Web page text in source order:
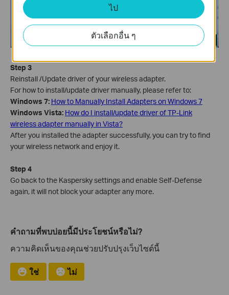
Step 3
Reinstall /Update driver of your wireless adapter.
For how to install/update driver manually, please refer to:
Windows 7: How to Manually Install Adapters on Windows 7
Windows Vista: How do I install/update driver of TP-Link
wireless adapter manually in Vista?
After you installed the adapter successfully, you can try to find
your wireless network and enjoy it.
Step 4
Go back to the Kaspersky settings and enable Self-Defense
again, it will not block your adapter any more.
คำถามที่พบบ่อยนี้มีประโยชน์หรือไม่?
ความคิดเห็นของคุณช่วยปรับปรุงเว็บไซต์นี้
ใช่ ไม่
ไป
ตัวเลือกอื่น ๆ